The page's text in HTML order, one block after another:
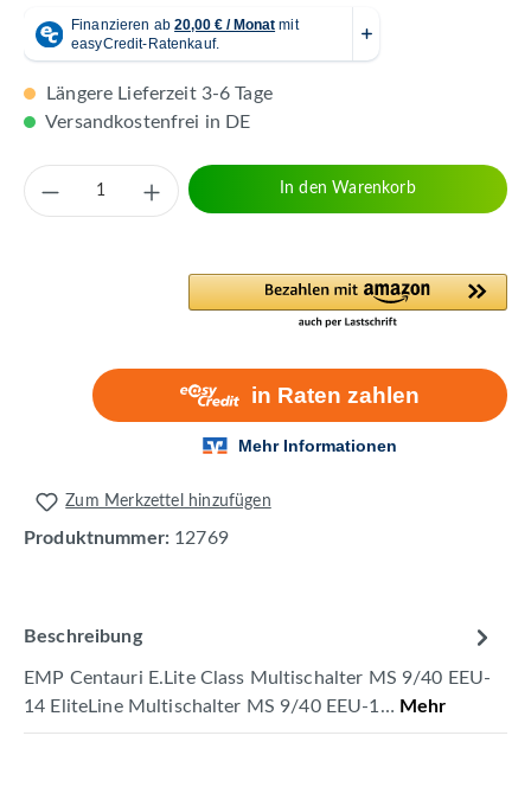
Längere Lieferzeit 3-6 Tage
Versandkostenfrei in DE
Produkt Anzahl: Gib den gewünschten
In den Warenkorb
Zum Merkzettel hinzufügen
Produktnummer: 12769
Beschreibung
EMP Centauri E.Lite Class Multischalter MS 9/40 EEU-
14 EliteLine Multischalter MS 9/40 EEU-1… Mehr